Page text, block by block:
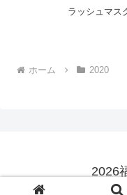
ラッシュマス
ホーム 2020
2026
© 2017